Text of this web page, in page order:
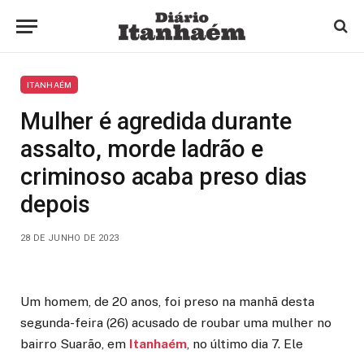
ITANHAÉM
Mulher é agredida durante
assalto, morde ladrão e
criminoso acaba preso dias
depois
28 DE JUNHO DE 2023
Um homem, de 20 anos, foi preso na manhã desta
segunda-feira (26) acusado de roubar uma mulher no
bairro Suarão, em Itanhaém, no último dia 7. Ele